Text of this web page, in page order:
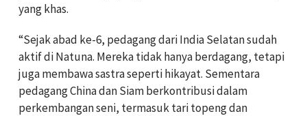
yang khas.
“Sejak abad ke-6, pedagang dari India Selatan sudah
aktif di Natuna. Mereka tidak hanya berdagang, tetapi
juga membawa sastra seperti hikayat. Sementara
pedagang China dan Siam berkontribusi dalam
perkembangan seni, termasuk tari topeng dan